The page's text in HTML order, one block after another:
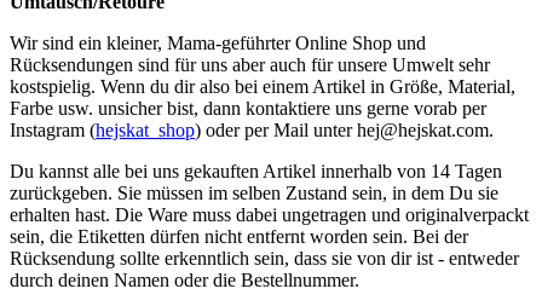
Wir sind ein kleiner, Mama-geführter Online Shop und
Rücksendungen sind für uns aber auch für unsere Umwelt sehr
kostspielig. Wenn du dir also bei einem Artikel in Größe, Material,
Farbe usw. unsicher bist, dann kontaktiere uns gerne vorab per
Instagram (hejskat_shop) oder per Mail unterhej@hejskat.com.
Du kannst alle bei uns gekauften Artikel innerhalb von 14 Tagen
zurückgeben. Sie müssen im selben Zustand sein, in dem Du sie
erhalten hast. Die Ware muss dabei ungetragen und originalverpackt
sein, die Etiketten dürfen nicht entfernt worden sein. Bei der
Rücksendung sollte erkenntlich sein, dass sie von dir ist - entweder
durch deinen Namen oder die Bestellnummer.